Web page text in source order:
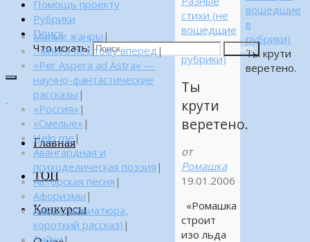
Помощь проекту
Рубрики
Поиск
Что искать:
Поиск
Главная
ТОП
Конкурсы
вошедшие
в
рубрики)
Ты крути
веретено.
стихи (не
вошедшие
в
рубрики)
Ты
крути
веретено.
от
Ромашка
19.01.2006
«Ромашка
строит
изо льда
Малые жанры |
…много лет тому вперед |
«Per Aspera ad Astra» —
научно-фантастические
рассказы |
«Россия» |
«Смелые» |
Help me|
Авангардная и
психоделическая поэзия |
Авторская песня |
Афоризмы |
Байка (миниатюра,
короткий рассказ) |
Байки|